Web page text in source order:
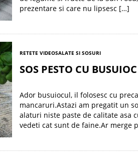
prezentare si care nu lipsesc […]
RETETE VIDEOSALATE SI SOSURI
SOS PESTO CU
Ador busuiocul, il folosesc cu
mancaruri.Astazi am pregatit un
alaturi niste paste de calitate asa
vedeti cat sunt de faine.Ar merge